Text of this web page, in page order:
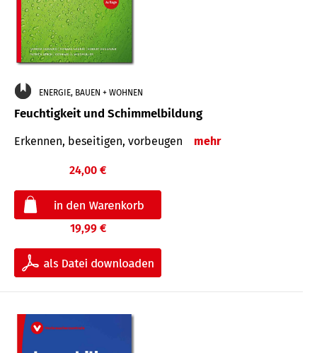
ENERGIE, BAUEN + WOHNEN
Feuchtigkeit und Schimmelbildung
Erkennen, beseitigen, vorbeugen mehr
24,00 €
19,99 €